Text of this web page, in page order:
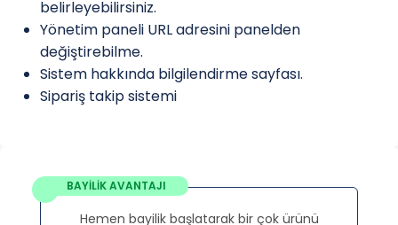
belirleyebilirsiniz.
Yönetim paneli URL adresini panelden
değiştirebilme.
Sistem hakkında bilgilendirme sayfası.
Sipariş takip sistemi
BAYİLİK AVANTAJI
Hemen bayilik başlatarak bir çok ürünü